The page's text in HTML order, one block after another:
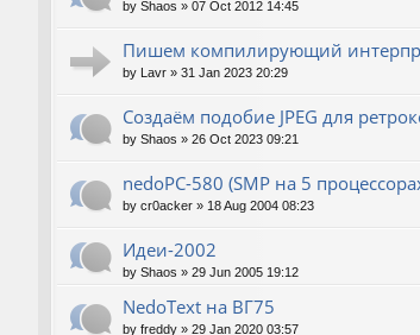
by Shaos » 07 Oct 2012 14:45
Пишем компилирующий
by Lavr » 31 Jan 2023 20:29
Создаём подобие JPEG для
by Shaos » 26 Oct 2023 09:21
nedoPC-580 (SMP на 5
by cr0acker » 18 Aug 2004 08:23
Идеи-2002
by Shaos » 29 Jun 2005 19:12
NedoText на ВГ75
by freddy » 29 Jan 2020 03:57